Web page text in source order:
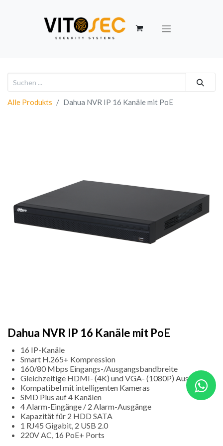
Alle Produkts Dahua NVR IP 16 Kanäle mit PoE
Dahua NVR IP 16 Kanäle mit PoE
16 IP-Kanäle
Smart H.265+ Kompression
160/80 Mbps Eingangs-/Ausgangsbandbreite
Gleichzeitige HDMI- (4K) und VGA- (1080P) Ausgänge
Kompatibel mit intelligenten Kameras
SMD Plus auf 4 Kanälen
4 Alarm-Eingänge / 2 Alarm-Ausgänge
Kapazität für 2 HDD SATA
1 RJ45 Gigabit, 2 USB 2.0
220V AC, 16 PoE+ Ports